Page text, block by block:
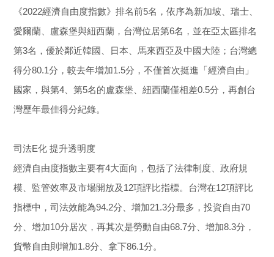
《2022經濟自由度指數》排名前5名，依序為新加坡、瑞士、
愛爾蘭、盧森堡與紐西蘭，台灣位居第6名，並在亞太區排名
第3名，優於鄰近韓國、日本、馬來西亞及中國大陸；台灣總
得分80.1分，較去年增加1.5分，不僅首次挺進「經濟自由」
國家，與第4、第5名的盧森堡、紐西蘭僅相差0.5分，再創台
灣歷年最佳得分紀錄。
司法E化 提升透明度
經濟自由度指數主要有4大面向，包括了法律制度、政府規
模、監管效率及市場開放及12項評比指標。台灣在12項評比
指標中，司法效能為94.2分、增加21.3分最多，投資自由70
分、增加10分居次，再其次是勞動自由68.7分、增加8.3分，
貨幣自由則增加1.8分、拿下86.1分。